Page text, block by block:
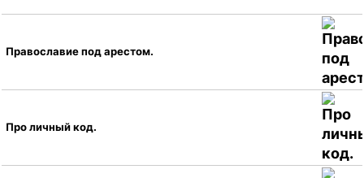
Православие под арестом.
Про личный код.